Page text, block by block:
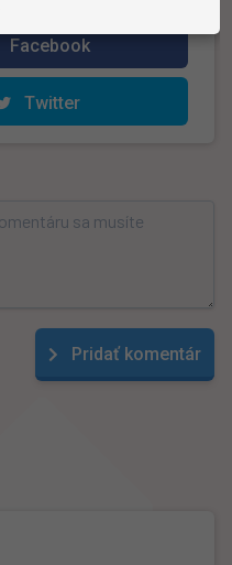
Facebook
Twitter
Pridať komentár